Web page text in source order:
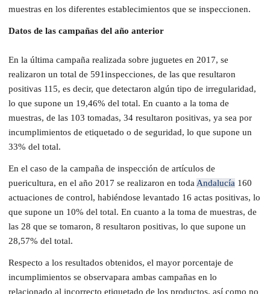
muestras en los diferentes establecimientos que se inspeccionen.
Datos de las campañas del año anterior
En la última campaña realizada sobre juguetes en 2017, se
realizaron un total de 591inspecciones, de las que resultaron
positivas 115, es decir, que detectaron algún tipo de irregularidad,
lo que supone un 19,46% del total. En cuanto a la toma de
muestras, de las 103 tomadas, 34 resultaron positivas, ya sea por
incumplimientos de etiquetado o de seguridad, lo que supone un
33% del total.
En el caso de la campaña de inspección de artículos de
puericultura, en el año 2017 se realizaron en toda Andalucía 160
actuaciones de control, habiéndose levantado 16 actas positivas, lo
que supone un 10% del total. En cuanto a la toma de muestras, de
las 28 que se tomaron, 8 resultaron positivas, lo que supone un
28,57% del total.
Respecto a los resultados obtenidos, el mayor porcentaje de
incumplimientos se observapara ambas campañas en lo
relacionado al incorrecto etiquetado de los productos, así como no